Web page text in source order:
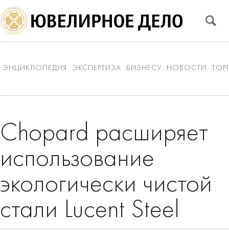
ЭНЦИКЛОПЕДИЯ ЭКСПЕРТИЗА БИЗНЕСУ НОВОСТИ
Chopard расширяет
использование
экологически чистой
стали Lucent Steel